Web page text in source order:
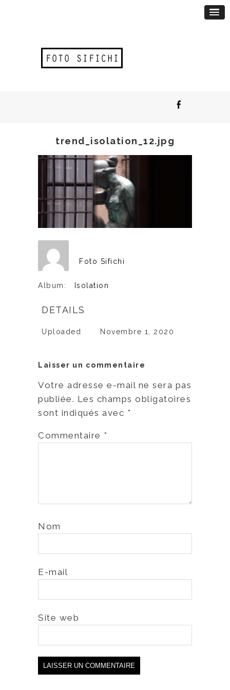
trend_isolation_12.jpg
Foto Sifichi
Album: Isolation
DETAILS
Uploaded Novembre 1, 2020
Laisser un commentaire
Votre adresse e-mail ne sera pas
publiée. Les champs obligatoires
sont indiqués avec *
Commentaire *
Nom
E-mail
Site web